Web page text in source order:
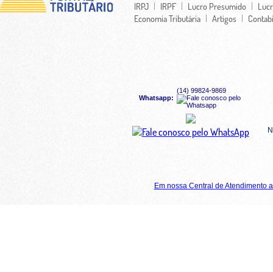
IRPJ
IRPF Lucro Presumido
Economia Tributária
Artigos
Whatsapp:
(14) 99824-9869
Em nossa Central de Atendimento